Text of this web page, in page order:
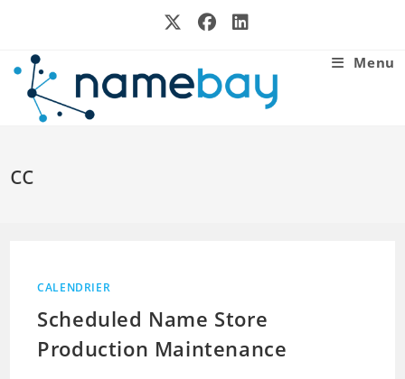
Menu
cc
CALENDRIER
Scheduled Name Store
Production Maintenance